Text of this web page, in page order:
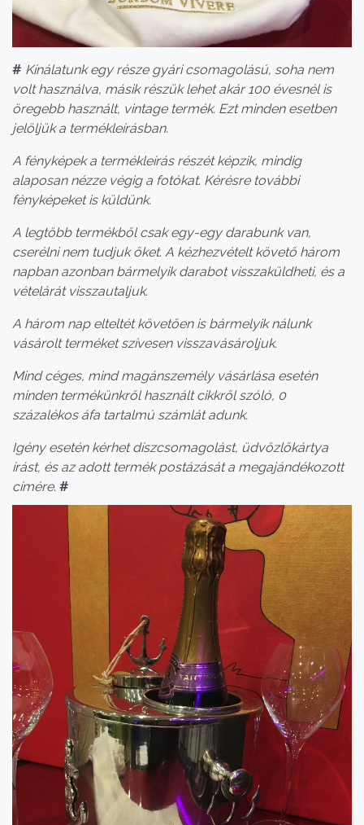
# Kínálatunk egy része gyári csomagolású, soha nem
volt használva, másik részük lehet akár 100 évesnél is
öregebb használt, vintage termék. Ezt minden esetben
jelöljük a termékleírásban.
A fényképek a termékleírás részét képzik, mindig
alaposan nézze végig a fotókat. Kérésre további
fényképeket is küldünk.
A legtöbb termékből csak egy-egy darabunk van,
cserélni nem tudjuk őket. A kézhezvételt követő három
napban azonban bármelyik darabot visszaküldheti, és a
vételárát visszautaljuk.
A három nap elteltét követően is bármelyik nálunk
vásárolt terméket szívesen visszavásároljuk.
Mind céges, mind magánszemély vásárlása esetén
minden termékünkről használt cikkről szóló, 0
százalékos áfa tartalmú számlát adunk.
Igény esetén kérhet díszcsomagolást, üdvözlőkártya
írást, és az adott termék postázását a megajándékozott
címére. #